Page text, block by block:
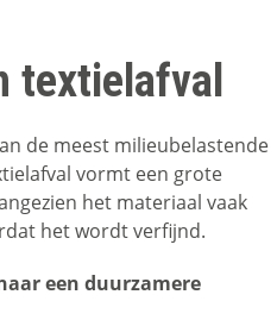
textielafval
de meest milieubelastende
vormt een grote
het materiaal vaak
het wordt verfijnd.
een duurzamere